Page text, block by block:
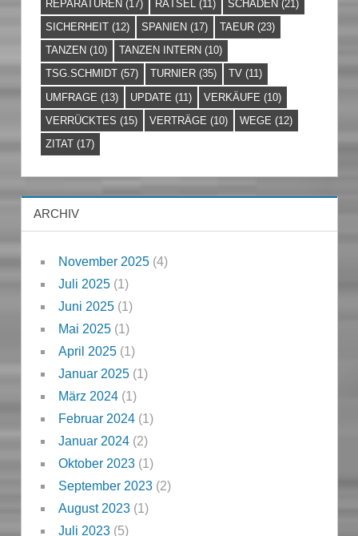
REPARATUREN (17) RÄTSEL (11) SCHÄDEN (21)
SICHERHEIT (12) SPANIEN (17) TAEUR (23)
TANZEN (10) TANZEN INTERN (10)
TSG.SCHMIDT (57) TURNIER (35) TV (11)
UMFRAGE (13) UPDATE (11) VERKÄUFE (10)
VERRÜCKTES (15) VERTRÄGE (10) WEGE (12)
ZITAT (17)
ARCHIV
November 2025(4)
Juli 2025(1)
Juni 2025(1)
Mai 2025(1)
April 2025(1)
Januar 2025(1)
März 2024(1)
Februar 2024(1)
Januar 2024(2)
Oktober 2023(1)
September 2023(2)
August 2023(1)
Juli 2023(5)